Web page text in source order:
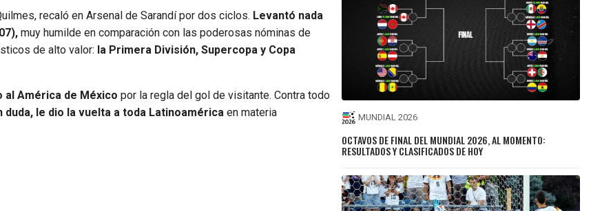
recaló en Arsenal de Sarandí por dos ciclos. Levantó nada
muy humilde en comparación con las poderosas nóminas de
de alto valor: la Primera División, Supercopa y Copa
al América de México por la regla del gol de visitante. Contra todo
le dio la vuelta a toda Latinoamérica en materia
MUNDIAL 2026
OCTAVOS DE FINAL DEL MUNDIAL 2026, AL MOMENTO:
RESULTADOS Y CLASIFICADOS DE HOY